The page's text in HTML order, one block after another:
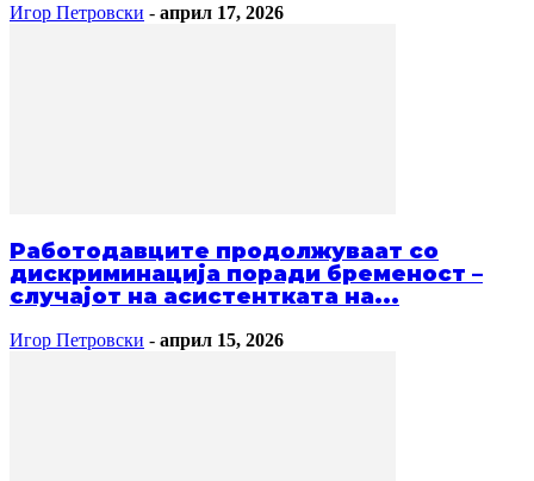
Игор Петровски - април 17, 2026
Работодавците продолжуваат со
дискриминација поради бременост –
случајот на асистентката на...
Игор Петровски - април 15, 2026